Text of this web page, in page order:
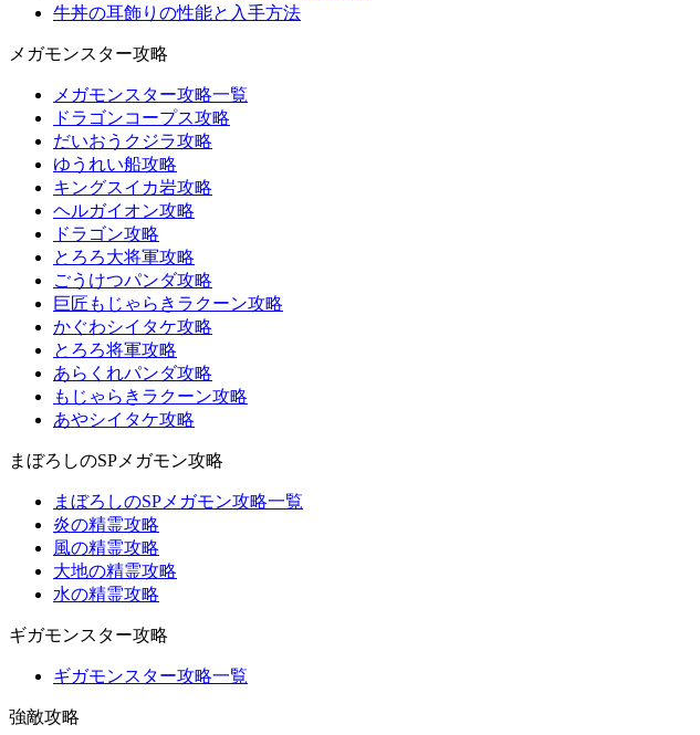
牛丼の耳飾りの性能と入手方法
メガモンスター攻略
メガモンスター攻略一覧
ドラゴンコープス攻略
だいおうクジラ攻略
ゆうれい船攻略
キングスイカ岩攻略
ヘルガイオン攻略
ドラゴン攻略
とろろ大将軍攻略
ごうけつパンダ攻略
巨匠もじゃらきラクーン攻略
かぐわシイタケ攻略
とろろ将軍攻略
あらくれパンダ攻略
もじゃらきラクーン攻略
あやシイタケ攻略
まぼろしのSPメガモン攻略
まぼろしのSPメガモン攻略一覧
炎の精霊攻略
風の精霊攻略
大地の精霊攻略
水の精霊攻略
ギガモンスター攻略
ギガモンスター攻略一覧
強敵攻略